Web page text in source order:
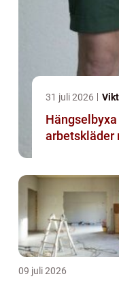
31 juli 2026
Hängselbyxa dam
arbetskläder
09 juli 2026